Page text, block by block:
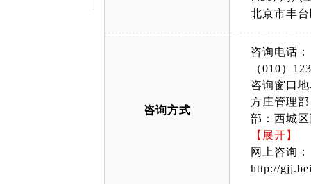
北京市丰
咨询方式
咨询电话：
（010）
咨询窗口
方庄管理
部：西城
写字楼咨
大厦西门
（政务服
【展开】
网上咨询：
http://